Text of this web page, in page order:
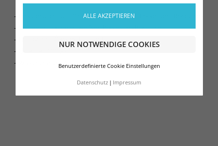
ALLE AKZEPTIEREN
NUR NOTWENDIGE COOKIES
Benutzerdefinierte Cookie Einstellungen
Datenschutz Impressum
- Frottiertuch aus 94% Baumwolle, 6% Polyester (Bordüre)
- Mit bedruckbarer weißer Polyester-Bordüre
- Entspricht Ökotex Klasse I
- Qualität 400 g/qm
- Waschbar bis 60°C